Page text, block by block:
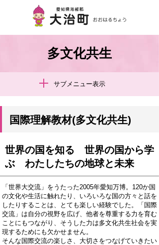
多文化共生
サブメニュー表示
国際理解教材(多文化共生)
世界の国を知る 世界の国から学
ぶ わたしたちの地球と未来
「世界大交流」をうたった2005年愛知万博。120か国
の文化や生活に触れたり、いろいろな国の方々と話を
したりすることは、とても楽しい経験でした。「国際
交流」は自分の視野を広げ、他者を尊重する力を育む
ことにもつながり、そうした力は多文化共生社会を実
現するためにも欠かせません。
そんな国際交流の楽しさ、大切さをつなげていきたい